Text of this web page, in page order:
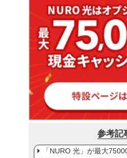
参考記
「NURO 光」が最大